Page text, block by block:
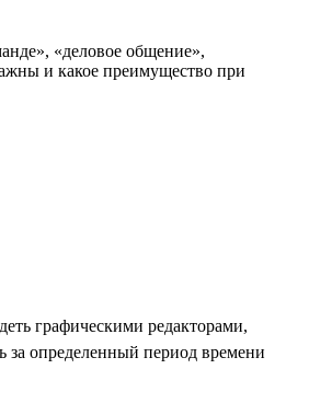
«деловое общение»,
и какое преимущество при
графическими редакторами,
за определенный период времени